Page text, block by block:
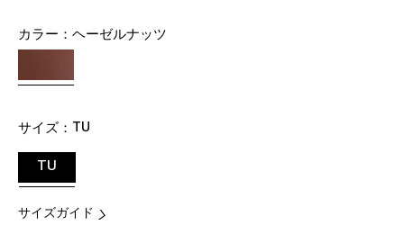
カラー： ヘーゼルナッツ
サイズ： TU
TU
サイズガイド